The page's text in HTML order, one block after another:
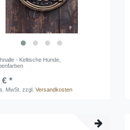
- Keltische Hunde,
€ *
MwSt. zzgl.Versandkosten